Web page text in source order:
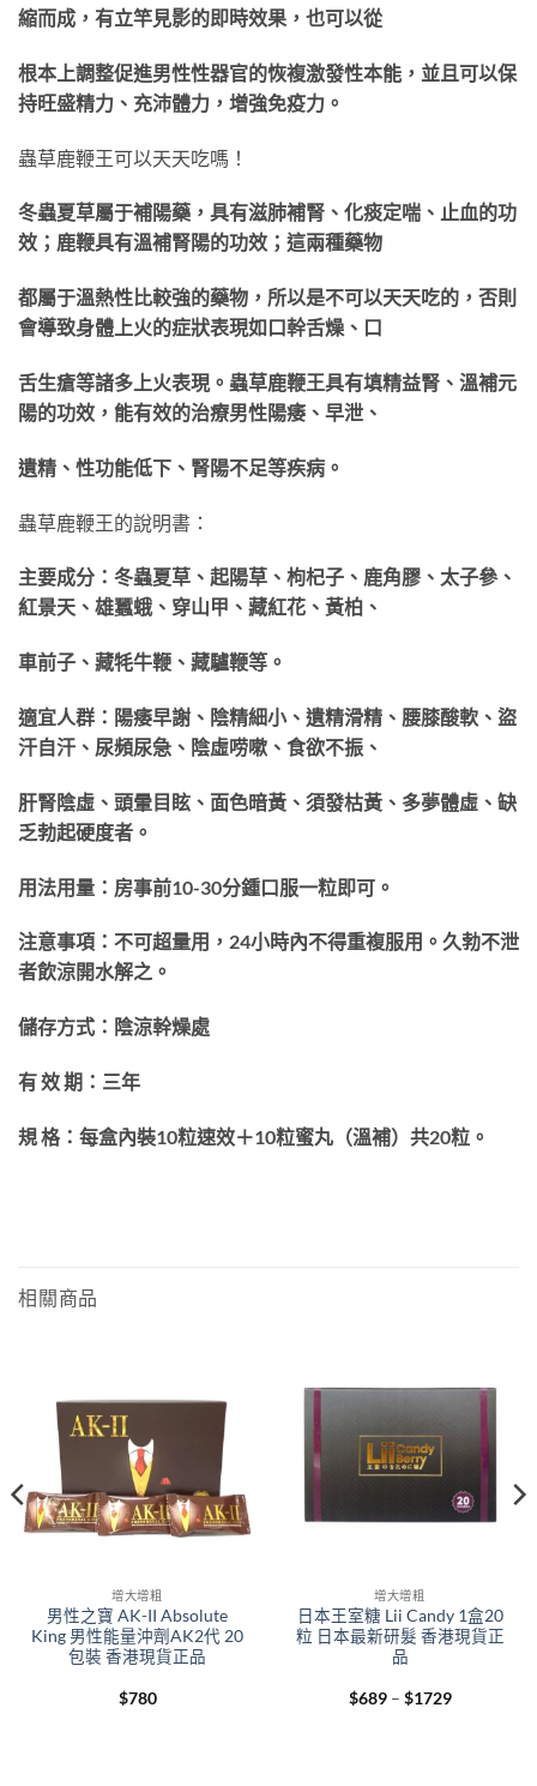
縮而成，有立竿見影的即時效果，也可以從
根本上調整促進男性性器官的恢複激發性本能，並且可以保
持旺盛精力、充沛體力，增強免疫力。
蟲草鹿鞭王可以天天吃嗎！
冬蟲夏草屬于補陽藥，具有滋肺補腎、化痰定喘、止血的功
效；鹿鞭具有溫補腎陽的功效；這兩種藥物
都屬于溫熱性比較強的藥物，所以是不可以天天吃的，否則
會導致身體上火的症狀表現如口幹舌燥、口
舌生瘡等諸多上火表現。蟲草鹿鞭王具有填精益腎、溫補元
陽的功效，能有效的治療男性陽痿、早泄、
遺精、性功能低下、腎陽不足等疾病。
蟲草鹿鞭王的說明書：
主要成分：冬蟲夏草、起陽草、枸杞子、鹿角膠、太子參、
紅景天、雄蠶蛾、穿山甲、藏紅花、 黃柏、
車前子、藏牦牛鞭、藏驢鞭等。
適宜人群：陽痿早謝、陰精細小、遺精滑精、腰膝酸軟、盜
汗自汗、尿頻尿急、陰虛唠嗽、食欲不振、
肝腎陰虛、頭暈目眩、面色暗黃、須發枯黃、多夢體虛、缺
乏勃起硬度者。
用法用量：房事前10-30分鍾口服一粒即可。
注意事項：不可超量用，24小時內不得重複服用。久勃不泄
者飲涼開水解之。
儲存方式：陰涼幹燥處
有 效 期：三年
規 格：每盒內裝10粒速效＋10粒蜜丸（溫補）共20粒。
相關商品
增大增粗
男性之寶 AK-II Absolute
King 男性能量沖劑AK2代 20
包裝 香港現貨正品
$780
增大增粗
日本王室糖 Lii Candy 1盒20
粒 日本最新研髮 香港現貨正
品
$689 – $1729Price